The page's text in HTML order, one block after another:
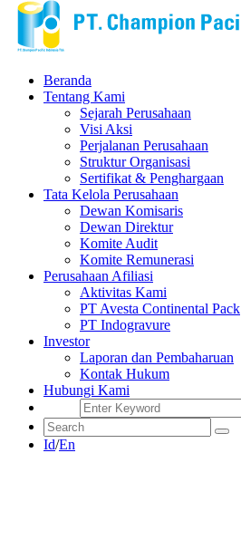
Beranda
Tentang Kami
Sejarah Perusahaan
Visi Aksi
Perjalanan Perusahaan
Struktur Organisasi
Sertifikat & Penghargaan
Tata Kelola Perusahaan
Dewan Komisaris
Dewan Direktur
Komite Audit
Komite Remunerasi
Perusahaan Afiliasi
Aktivitas Kami
PT Avesta Continental Pack
PT Indogravure
Investor
Laporan dan Pembaharuan
Kontak Hukum
Hubungi Kami
Id/En